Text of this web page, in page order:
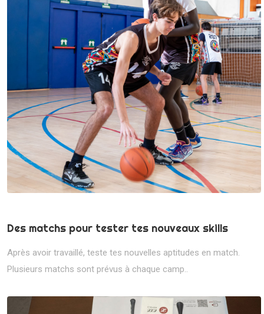
Des matchs pour tester tes nouveaux skills
Après avoir travaillé, teste tes nouvelles aptitudes en match.
Plusieurs matchs sont prévus à chaque camp..